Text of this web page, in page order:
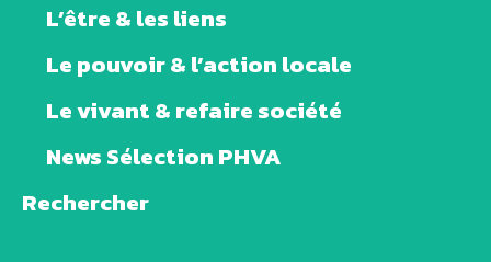
L’être & les liens
Le pouvoir & l’action locale
Le vivant & refaire société
News Sélection PHVA
Rechercher